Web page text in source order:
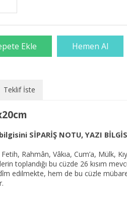
Teklif İste
SİPARİŞ NOTU, YAZI
Rahmân, Vâkıa, Cum’a, Mülk,
toplandığı bu cüzde 26 kısım
edilmekte, hem de bu cüzle